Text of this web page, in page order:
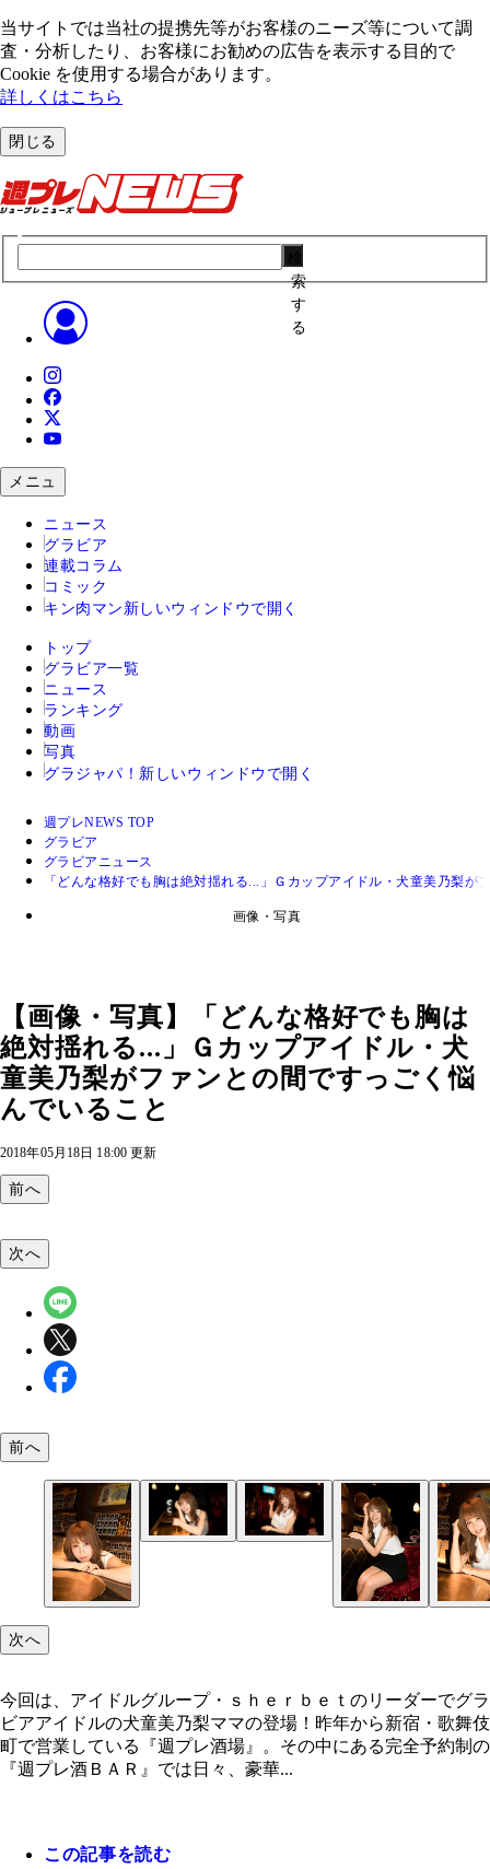
当サイトでは当社の提携先等がお客様のニーズ等について調
査・分析したり、お客様にお勧めの広告を表⽰する⽬的で
Cookie を使⽤する場合があります。
詳しくはこちら
閉じる
索
す
る
メニュ
ニュース
グラビア
連載コラム
コミック
キン肉マン 新しいウィンドウで開く
トップ
グラビア一覧
ニュース
ランキング
動画
写真
グラジャパ！ 新しいウィンドウで開く
週プレNEWS TOP
グラビア
グラビアニュース
「どんな格好でも胸は絶対揺れる...」Ｇカップアイドル・犬童美乃梨が
画像・写真
【画像・写真】「どんな格好でも胸は
絶対揺れる...」Ｇカップアイドル・犬
童美乃梨がファンとの間ですっごく悩
んでいること
2018年05月18日 18:00 更新
前へ
次へ
前へ
次へ
今回は、アイドルグループ・ｓｈｅｒｂｅｔのリーダーでグラ
ビアアイドルの犬童美乃梨ママの登場！昨年から新宿・歌舞伎
町で営業している『週プレ酒場』。その中にある完全予約制の
『週プレ酒ＢＡＲ』では日々、豪華...
この記事を読む